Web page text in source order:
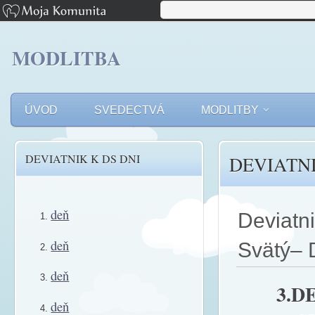
MODLITBA
ÚVOD SVEDECTVÁ MODLITBY
DEVIATNIK K DS DNI
deň
deň
deň
deň
Svätý–